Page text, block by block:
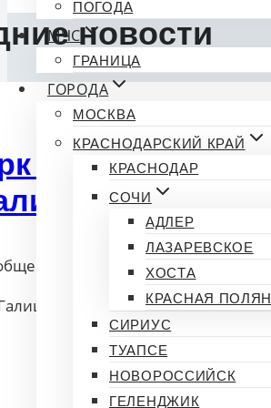
ПОГОДА
МЧС
ГРАНИЦА
ГОРОДА
МОСКВА
КРАСНОДАРСКИЙ КРАЙ
КРАСНОДАР
СОЧИ
АДЛЕР
ЛАЗАРЕВСКОЕ
ХОСТА
КРАСНАЯ
СИРИУС
ТУАПСЕ
НОВОРОССИЙСК
ГЕЛЕНДЖИК
новости
Галицкого в
интересные
от Новости 93
в Краснодаре: история,